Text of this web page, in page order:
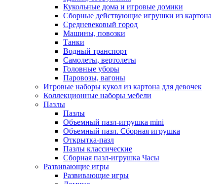
Кукольные дома и игровые домики
Сборные действующие игрушки из картона
Средневековый город
Машины, повозки
Танки
Водный транспорт
Самолеты, вертолеты
Головные уборы
Паровозы, вагоны
Игровые наборы кукол из картона для девочек
Коллекционные наборы мебели
Пазлы
Пазлы
Объемный пазл-игрушка mini
Объемный пазл. Сборная игрушка
Открытка-пазл
Пазлы классические
Сборная пазл-игрушка Часы
Развивающие игры
Развивающие игры